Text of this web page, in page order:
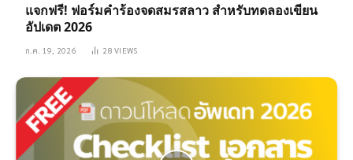
แจกฟรี! ฟอร์มคำร้องจดสมรสลาว สำหรับทดลองเขียน
อัปเดต 2026
ก.ค. 19, 2026 28VIEWS